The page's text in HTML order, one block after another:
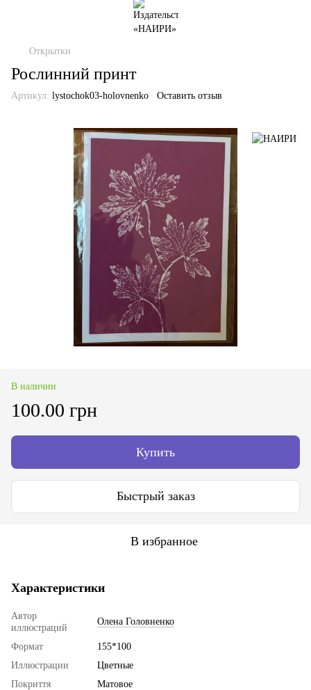
Открытки
Рослинний принт
Артикул: lystochok03-holovnenko Оставить отзыв
В наличии
100.00 грн
Купить
Быстрый заказ
В избранное
Характеристики
Автор
иллюстраций
Олена Головненко
Формат
155*100
Иллюстрации
Цветные
Покриття
Матовое